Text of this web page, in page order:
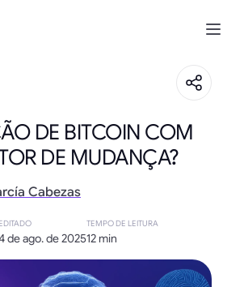
DE BITCOIN COM
DE MUDANÇA?
Cabezas
EDITADO
de ago. de 2025
TEMPO DE LEITURA
12 min